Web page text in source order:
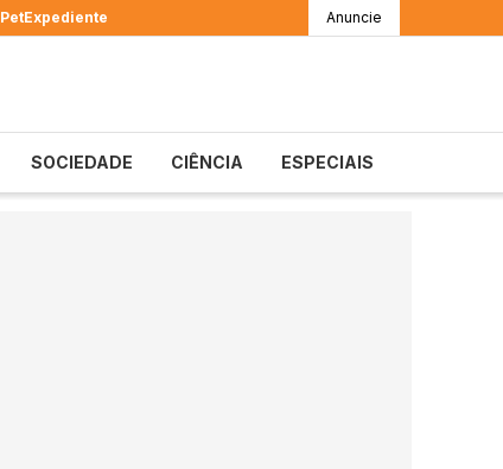
PetExpediente Anuncie
SOCIEDADE CIÊNCIA ESPECIAIS